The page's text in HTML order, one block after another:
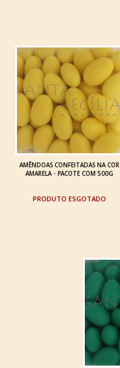
AMÊNDOAS CONFEITADAS NA COR
AMARELA - PACOTE COM 500G
ESGOTADO